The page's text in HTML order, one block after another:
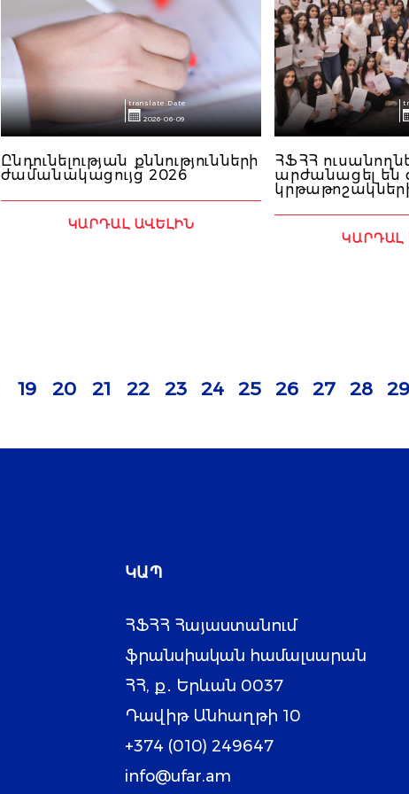
translate.Date
2026-06-09
Ընդունելության քննությունների
ժամանակացույց 2026
ԿԱՐԴԱԼ ԱՎԵԼԻՆ
ՀՖՀՀ
արժանացել
ԿԱՐԴԱԼ
19 20 21 22 23 24 25 26 27 28 29
ԿԱՊ
ՀՖՀՀ Հայաստանում
ֆրանսիական համալսարան
ՀՀ, ք․ Երևան 0037
Դավիթ Անհաղթի 10
+374 (010) 249647
info@ufar.am